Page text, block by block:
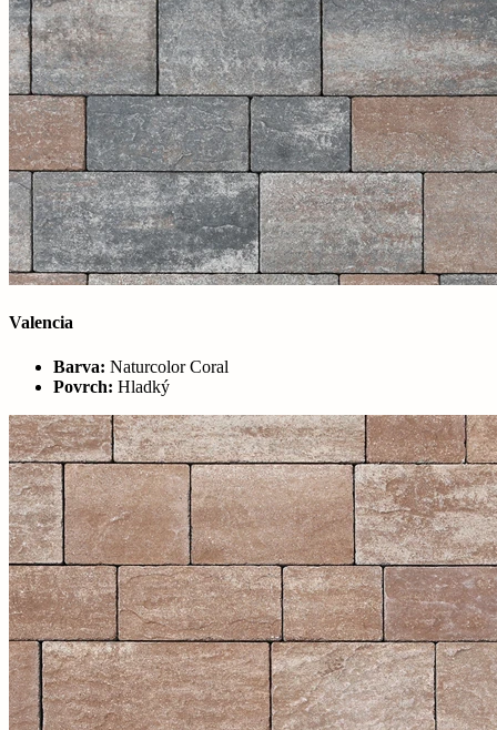
Valencia
Barva: Naturcolor Coral
Povrch: Hladký